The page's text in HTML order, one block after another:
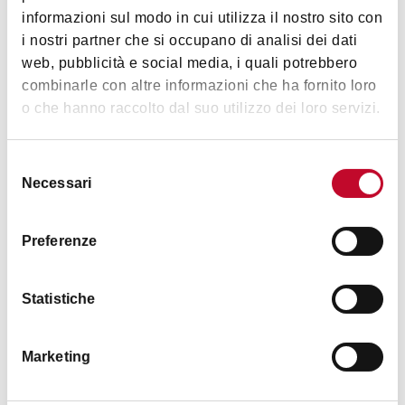
informazioni sul modo in cui utilizza il nostro sito con
i nostri partner che si occupano di analisi dei dati
web, pubblicità e social media, i quali potrebbero
combinarle con altre informazioni che ha fornito loro
o che hanno raccolto dal suo utilizzo dei loro servizi.
delNecessari
Preferenze
Statistiche
Marketing
Allevamenti
Disponibilità biciclette
Si parla inglese
Si parla francese
Si parla tedesco
Parco proprio
Prima colazione
Fattoria didattica
Parcheggio incustodito
Partecipazione ad attività agricole
Immagini
+1